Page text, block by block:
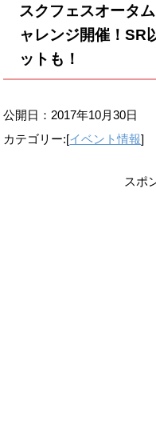
スクフェスオータ
ャレンジ開催！SR
ットも！
公開日： 2017年10月30日
カテゴリー:[イベント情報]
スポ